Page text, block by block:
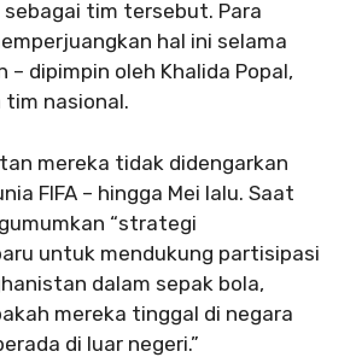
sebagai tim tersebut. Para
hal ini selama
dipimpin oleh Khalida Popal,
nasional.
mereka tidak didengarkan
FIFA – hingga Mei lalu. Saat
“strategi
untuk mendukung partisipasi
dalam sepak bola,
mereka tinggal di negara
di luar negeri.”